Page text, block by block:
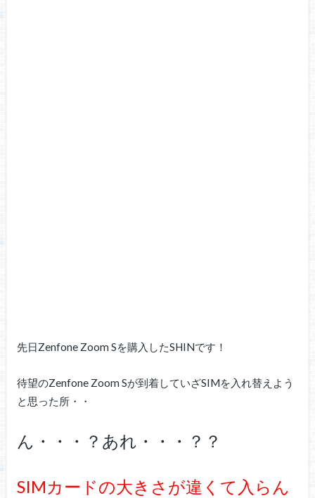
先日Zenfone Zoom Sを購入したSHINです！
待望のZenfone Zoom Sが到着していざSIMを入れ替えよう
と思った所・・
ん・・・？あれ・・・？？
SIMカードの大きさが違くて入らん